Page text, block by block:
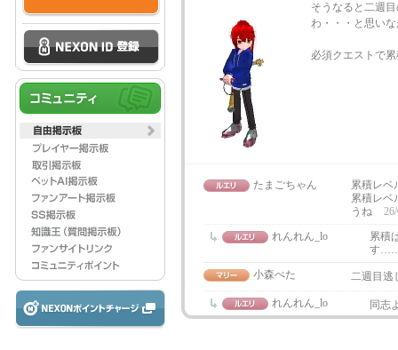
そうなると二週
わ・・・と思い
必須クエストで
たまごちゃん
累積レベ
累積レベ
うね
れんれん_lo
累積
す
小森ぺた
二週目逃
れんれん_lo 同志